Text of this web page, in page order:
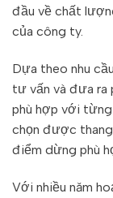
đầu về chất
của công ty.
Dựa theo nhu
tư vấn và đưa ra
phù hợp với từng
chọn được
điểm dừng phù
Với nhiều năm